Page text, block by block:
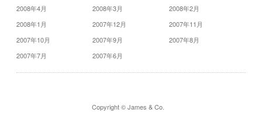
2008年4月
2008年3月
2008年2月
2008年1月
2007年12月
2007年11月
2007年10月
2007年9月
2007年8月
2007年7月
2007年6月
Copyright © James & Co.